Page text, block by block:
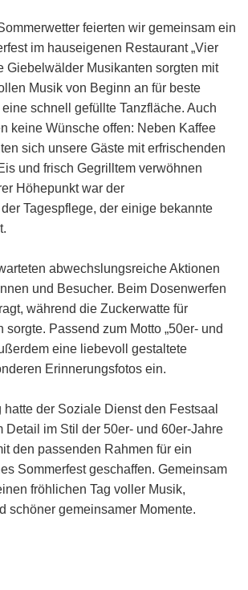
feierten wir gemeinsam ein
im hauseigenen Restaurant „Vier
Giebelwälder Musikanten sorgten mit
Musik von Beginn an für beste
schnell gefüllte Tanzfläche. Auch
keine Wünsche offen: Neben Kaffee
sich unsere Gäste mit erfrischenden
und frisch Gegrilltem verwöhnen
Höhepunkt war der
Tagespflege, der einige bekannte
abwechslungsreiche Aktionen
und Besucher. Beim Dosenwerfen
während die Zuckerwatte für
sorgte. Passend zum Motto „50er- und
eine liebevoll gestaltete
Erinnerungsfotos ein.
hatte der Soziale Dienst den Festsaal
Detail im Stil der 50er- und 60er-Jahre
den passenden Rahmen für ein
Sommerfest geschaffen. Gemeinsam
fröhlichen Tag voller Musik,
schöner gemeinsamer Momente.